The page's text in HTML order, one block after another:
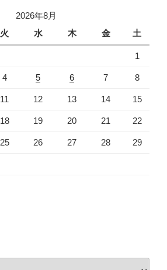
2026年8月
火 水 木 金 土
1
4 5 6 7 8
11 12 13 14 15
18 19 20 21 22
25 26 27 28 29